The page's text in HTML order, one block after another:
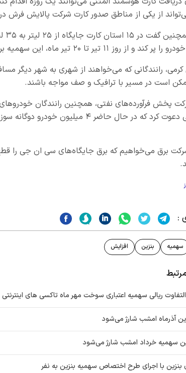
از یکی از مناطق صدور کارت شرکت پالایش فرش
تا ۲۰ تیر ماه، این سهمیه برای رانندگان در نظر گرفته شده است.
رانندگانی که می‌خواهند از شهری به شهر دیگر
است در مسیر با ترافیک و صف مواجه باشند.
پخش فرآورده‌های نفتی، همچنین رانندگان خودروهای
فشرده طبیعی دعوت کرد که در حال
برق می‌خواهیم که برق جایگاه‌های سی ان جی را
:
سهمیه بنزین افزایش
التفاوت ریالی سهمیه اعتباری سوخت مهر ماه تاکسی های اینترنتی
آذرماه امشب شارژ می‌شود
بنزین با اجرای طرح اختصاص سهمیه بنزین به نفر